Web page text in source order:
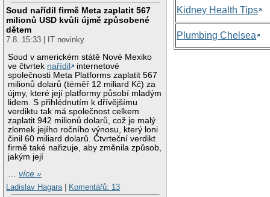
Soud nařídil firmě Meta zaplatit 567
milionů USD kvůli újmě způsobené
dětem
7.8. 15:33 | IT novinky
Soud v americkém státě Nové Mexiko
ve čtvrtek nařídil
internetové
společnosti Meta Platforms zaplatit 567
milionů dolarů (téměř 12 miliard Kč) za
újmy, které její platformy působí mladým
lidem. S přihlédnutím k dřívějšímu
verdiktu tak má společnost celkem
zaplatit 942 milionů dolarů, což je malý
zlomek jejího ročního výnosu, který loni
činil 60 miliard dolarů. Čtvrteční verdikt
firmě také nařizuje, aby změnila způsob,
jakým její
…více »
Ladislav Hagara
Komentářů: 13
Kidney Health Tips
Plumbing Chelsea